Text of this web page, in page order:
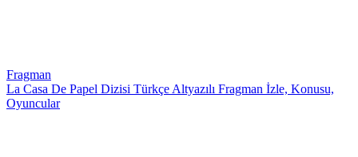
Fragman
La Casa De Papel Dizisi Türkçe Altyazılı Fragman İzle, Konusu,
Oyuncular